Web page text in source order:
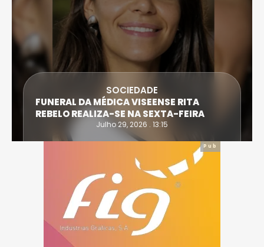
SOCIEDADE
FUNERAL DA MÉDICA VISEENSE RITA
REBELO REALIZA-SE NA SEXTA-FEIRA
Julho 29, 2026 . 13:15
Pub